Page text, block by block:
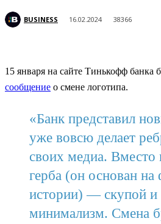
BUSINESS 16.02.2024 38366
15 января на сайте Тинькофф банка
сообщение о смене логотипа.
«Банк представил
уже вовсю делает
своих медиа. Вместо
герба (он основан
истории) — скупой и
минимализм. Смена